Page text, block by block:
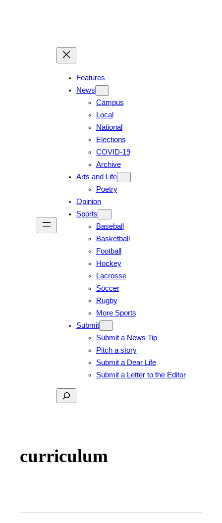
Features
News
Campus
Local
National
Elections
COVID-19
Archive
Arts and Life
Poetry
Opinion
Sports
Baseball
Basketball
Football
Hockey
Lacrosse
Soccer
Rugby
More Sports
Submit
Submit a News Tip
Pitch a story
Submit a Dear Life
Submit a Letter to the Editor
Search
curriculum